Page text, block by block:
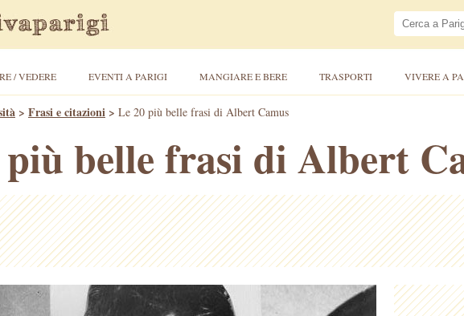
/ VEDERE EVENTI A PARIGI MANGIARE E BERE TRASPORTI VIVERE A
> Frasi e citazioni > Le 20 più belle frasi di Albert Camus
belle frasi di Albert